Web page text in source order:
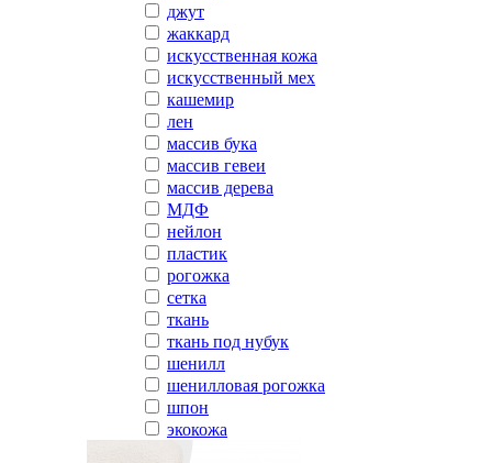
джут
жаккард
искусственная кожа
искусственный мех
кашемир
лен
массив бука
массив гевеи
массив дерева
МДФ
нейлон
пластик
рогожка
сетка
ткань
ткань под нубук
шенилл
шенилловая рогожка
шпон
экокожа